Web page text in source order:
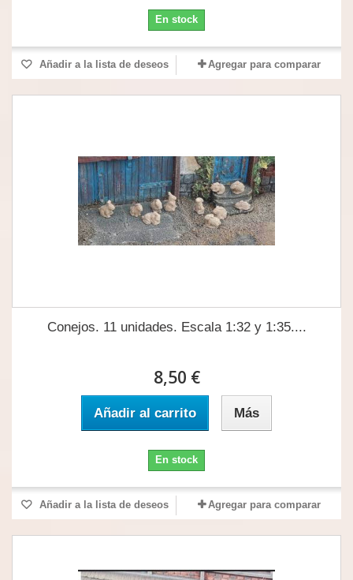
En stock
Añadir a la lista de deseos Agregar para comparar
Conejos. 11 unidades. Escala 1:32 y 1:35....
8,50 €
Añadir al carrito Más
En stock
Añadir a la lista de deseos Agregar para comparar